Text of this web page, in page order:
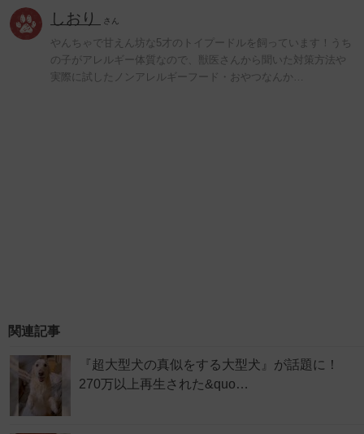
しおり さん
やんちゃで甘えん坊な5才のトイプードルを飼っています！うち
の子がアレルギー体質なので、獣医さんから聞いた対策方法や
実際に試したノンアレルギーフード・おやつなんか…
関連記事
『超大型犬の真似をする大型犬』が話題に！
270万以上再生された&quo…